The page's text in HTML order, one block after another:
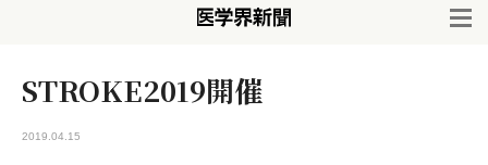
STROKE2019開催
2019.04.15